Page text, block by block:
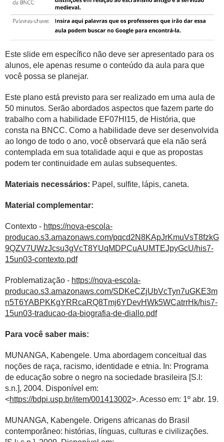
Este slide em específico não deve ser apresentado para os
alunos, ele apenas resume o conteúdo da aula para que
você possa se planejar.
Este plano está previsto para ser realizado em uma aula de
50 minutos. Serão abordados aspectos que fazem parte do
trabalho com a habilidade EF07HI15, de História, que
consta na BNCC. Como a habilidade deve ser desenvolvida
ao longo de todo o ano, você observará que ela não será
contemplada em sua totalidade aqui e que as propostas
podem ter continuidade em aulas subsequentes.
Materiais necessários: Papel, sulfite, lápis, caneta.
Material complementar:
Contexto - https://nova-escola-
producao.s3.amazonaws.com/pqcd2N8KApJrKmuVsT8fzkG
9QZV7UWzJcsu3gVcT8YUqMDPCuAUMTEJpyGcU/his7-
15un03-contexto.pdf
Problematização - https://nova-escola-
producao.s3.amazonaws.com/SDKeCZjUbVcTyn7uGKE3m
n5T6YABPKKgYRRcaRQ8Tmj6YDevHWk5WCatrrHk/his7-
15un03-traducao-da-biografia-de-diallo.pdf
Para você saber mais:
MUNANGA, Kabengele. Uma abordagem conceitual das
noções de raça, racismo, identidade e etnia. In: Programa
de educação sobre o negro na sociedade brasileira [S.l:
s.n.], 2004. Disponível em:
<https://bdpi.usp.br/item/001413002>. Acesso em: 1º abr. 19.
MUNANGA, Kabengele. Origens africanas do Brasil
contemporâneo: histórias, línguas, culturas e civilizações.